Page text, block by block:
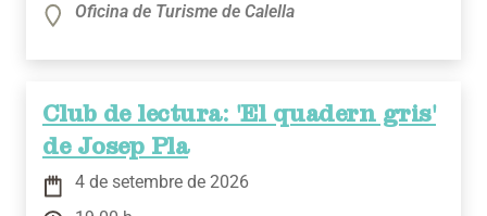
Oficina de Turisme de Calella
Club de lectura: 'El quadern gris'
de Josep Pla
4 de setembre de 2026